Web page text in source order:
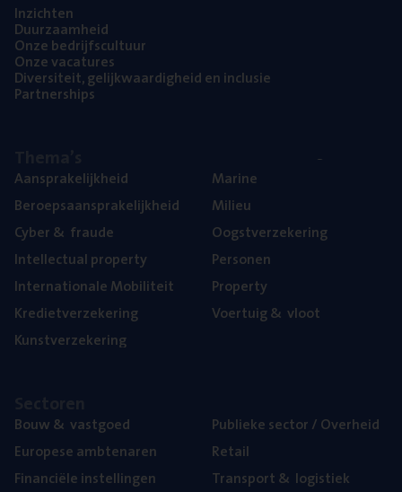
Inzich­ten
Duur­zaam­heid
Onze bedrijfs­cul­tuur
Onze vaca­tu­res
Diver­si­teit, gelijk­waar­dig­heid en inclusie
Part­ner­ships
Aan­spra­ke­lijk­heid
Beroeps­aan­spra­ke­lijk­heid
Cyber& fraude
Intel­lec­tu­al property
Inter­na­ti­o­na­le Mobiliteit
Kre­diet­ver­ze­ke­ring
Kunst­ver­ze­ke­ring
Mari­ne
Mili­eu
Oogst­ver­ze­ke­ring
Per­so­nen
Pro­per­ty
Voer­tuig& vloot
Bouw& vastgoed
Euro­pe­se ambtenaren
Finan­ci­ë­le instellingen
Publie­ke sec­tor / Overheid
Retail
Trans­port& logistiek